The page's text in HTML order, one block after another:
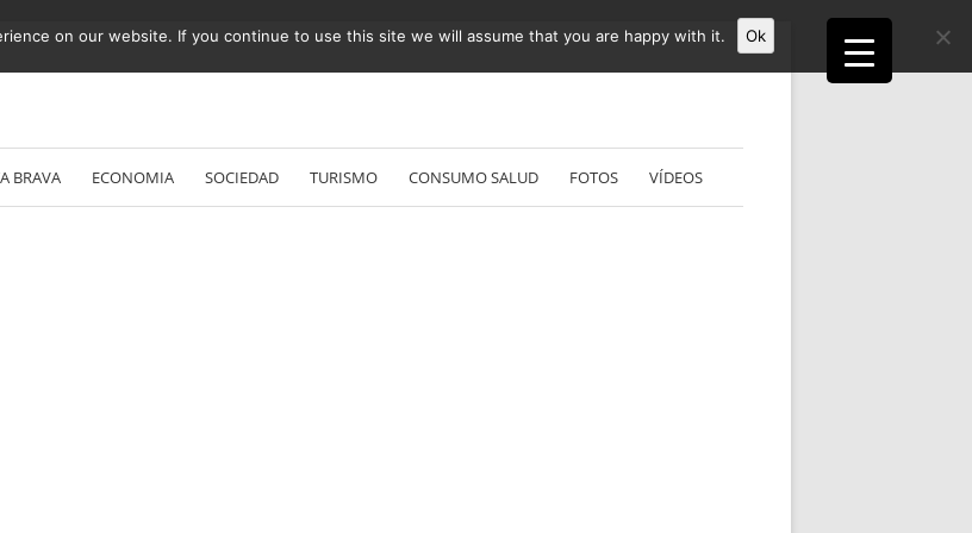
Vés
al
contingut
BRAVA ECONOMIA SOCIEDAD TURISMO CONSUMO SALUD FOTOS VÍDEOS
on our website. If you continue to use this site we will assume that you are happy with it. Ok